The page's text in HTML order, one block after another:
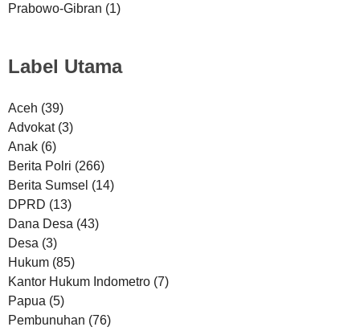
Prabowo-Gibran (1)
Label Utama
Aceh (39)
Advokat (3)
Anak (6)
Berita Polri (266)
Berita Sumsel (14)
DPRD (13)
Dana Desa (43)
Desa (3)
Hukum (85)
Kantor Hukum Indometro (7)
Papua (5)
Pembunuhan (76)